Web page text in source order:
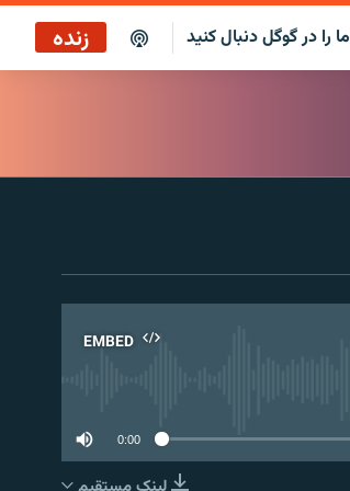
ما را در گوگل دنبال کنید زنده
EMBED
0:00